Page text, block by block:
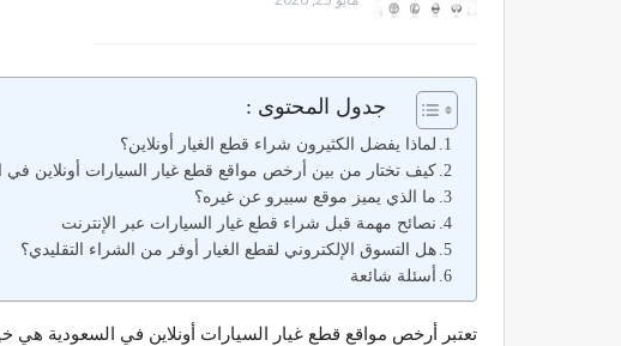
جدول المحتوى :
لماذا يفضل الكثيرون شراء قطع الغيار أونلاين؟
كيف تختار من بين أرخص مواقع قطع غيار السيارات أونلاين في
ما الذي يميز موقع سبيرو عن غيره؟
نصائح مهمة قبل شراء قطع غيار السيارات عبر الإنترنت
هل التسوق الإلكتروني لقطع الغيار أوفر من الشراء التقليدي؟
أسئلة شائعة
تعتبر أرخص مواقع قطع غيار السيارات أونلاين في السعودية هي